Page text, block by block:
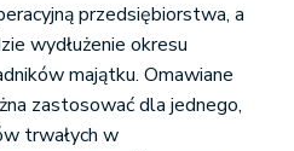
przedsiębiorstwa, a
wydłużenie okresu
majątku. Omawiane
zastosować dla jednego,
trwałych w